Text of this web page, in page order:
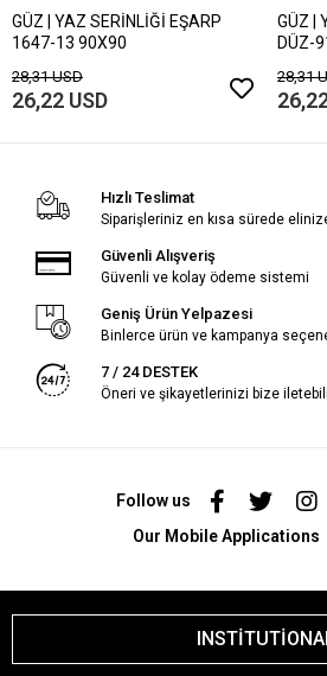
GÜZ | YAZ SERİNLİĞİ EŞARP
1647-13 90X90
28,31 USD
26,22 USD
GÜZ |
DÜZ-
28,31
Hızlı Teslimat
Siparişleriniz en kısa sürede
Güvenli Alışveriş
Güvenli ve kolay ödeme sistemi
Geniş Ürün Yelpazesi
Binlerce ürün ve kampanya
7 / 24 DESTEK
Öneri ve şikayetlerinizi bize
Follow us
Our Mobile Applications